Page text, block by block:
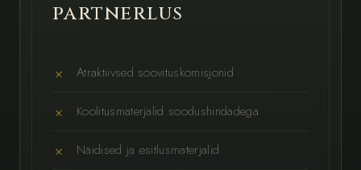
partnerlus
Atraktiivsed soovituskomisjonid
Koolitusmaterjalid soodushindadega
Näidised ja esitlusmaterjalid